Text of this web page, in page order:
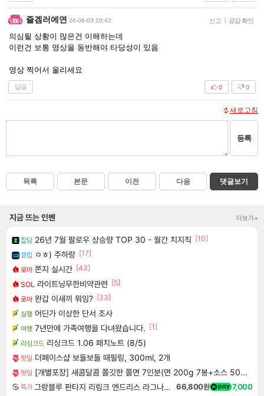
즐겜러에연 26-06-03 20:42 신고 | 공감 확인
의심될 상황이 많은건 이해하는데
이런건 보통 영상을 동반해야 타당성이 있음
영상 찍어서 올리세요
답글 0
0
새로고침
등록
목록 본문 이전 다음 댓글보기
지금 뜨는 인벤 더보기+
잡담 26년 7월 팔로우 상승량 TOP 30 - 월간 치지직 [10]
클립 ㅇㅎ) 주하랑 [17]
로아 쫀지 실시간 [43]
SOL 라이트닝무한비약관련 [5]
로아 완갑 이새끼 뭐임? [33]
실팰 어딘가 이상한 단서 조사
여행 7년만에 가족여행을 다녀왔습니다. [1]
리싱크드 리싱크드 1.06 패치노트 (8/5)
핫딜 더페이스샵 보들보들 때필링, 300ml, 2개
핫딜 [개별포장] 새콤달콤 쫄깃한 쫄면 7인분(면 200g 7봉+소스 50g 7봉)
특가 그랑블루 판타지 리링크 엔드리스 라그나로크 Granblue Fantasy Relink Endless Ragnarok 66,800원 7,000